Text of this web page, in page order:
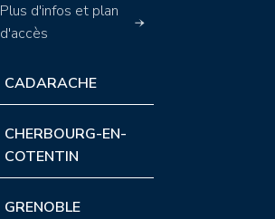
Plus d'infos et plan
d'accès
CADARACHE
CHERBOURG-EN-
COTENTIN
GRENOBLE